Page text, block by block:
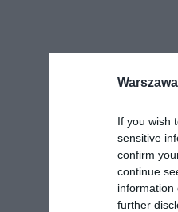
If you wish
sensitive
confirm
continue
information
further